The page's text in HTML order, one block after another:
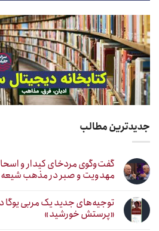
جدیدترین مطالب
گفت‌وگوی مردخای کیدار و
مهدویت و صبر در مذهب شیعه
توجیه‌های جدید یک مربی یوگا
«پرستش خورشید»